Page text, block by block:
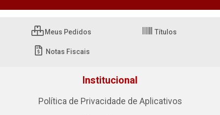
Meus Pedidos Títulos
Notas Fiscais
Institucional
Política de Privacidade de Aplicativos